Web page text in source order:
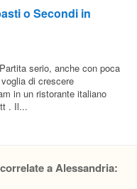
o Secondi in
serio, anche con poca
di crescere
in un ristorante italiano
. Il...
a Alessandria: